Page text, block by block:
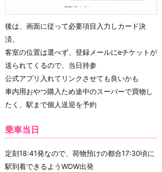
後は、画面に従って必要項目入力しカード決
済。
客室の位置は選べず、登録メールにeチケットが
送られてくるので、当日持参
公式アプリ入れてリンクさせても良いかも
車内用おやつ購入ため途中のスーパーで買物し
たく、駅まで個人送迎を予約
乗車当日
定刻18:41発なので、荷物預けの都合17:30頃に
駅到着できるようWDW出発